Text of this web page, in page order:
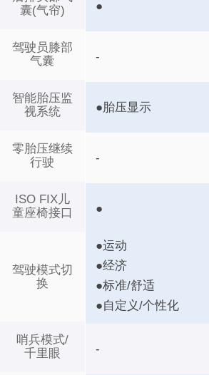
囊(气帘)
驾驶员膝部
气囊
智能胎压监
视系统
零胎压继续
行驶
ISO FIX儿
童座椅接口
驾驶模式切
换
哨兵模式/
千里眼
●
-
●胎压显示
-
●
●运动
●经济
●标准/舒适
●自定义/个性化
-